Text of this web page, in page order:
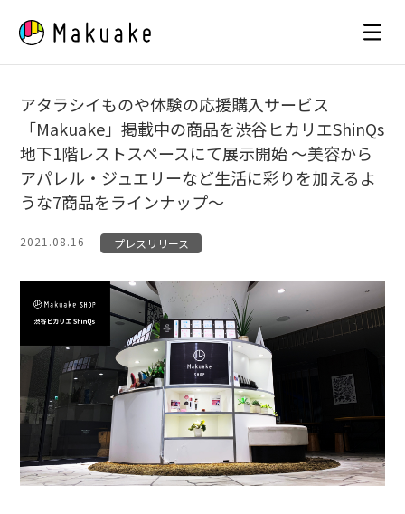
content
アタラシイものや体験の応援購入サービス
「Makuake」掲載中の商品を渋谷ヒカリエShinQs
地下1階レストスペースにて展示開始 〜美容から
アパレル・ジュエリーなど生活に彩りを加えるよ
うな7商品をラインナップ〜
2021.08.16 プレスリリース